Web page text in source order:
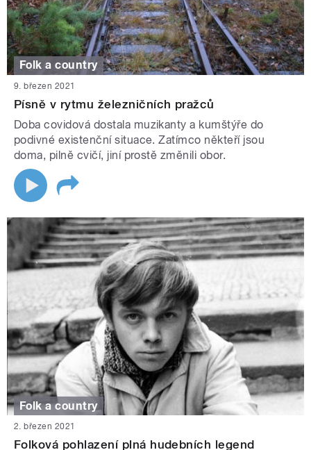
Folk a country
9. březen 2021
Písně v rytmu železničních pražců
Doba covidová dostala muzikanty a kumštýře do
podivné existenční situace. Zatímco někteří jsou
doma, pilně cvičí, jiní prostě změnili obor.
Folk a country
2. březen 2021
Folková pohlazení plná hudebních legend